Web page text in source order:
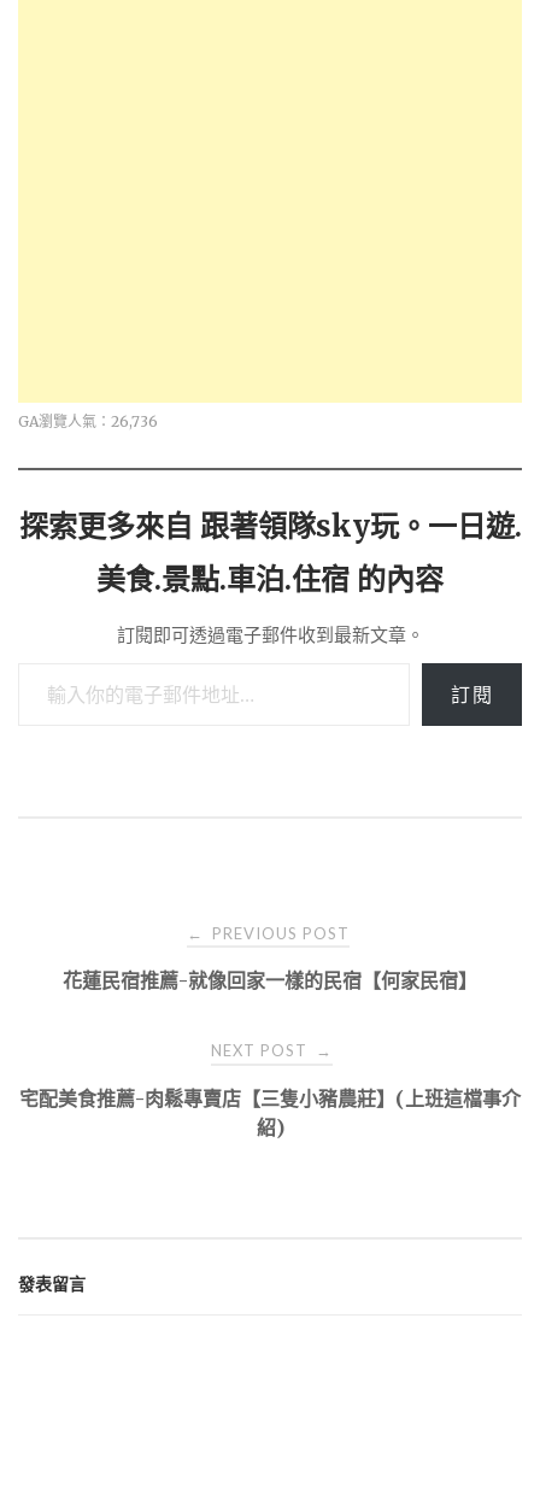
GA瀏覽人氣：26,736
探索更多來自 跟著領隊sky玩。一日遊.
美食.景點.車泊.住宿 的內容
訂閱即可透過電子郵件收到最新文章。
訂閱
navigation
← PREVIOUS POST
花蓮民宿推薦-就像回家一樣的民宿【何家民宿】
NEXT POST →
宅配美食推薦-肉鬆專賣店【三隻小豬農莊】(上班這檔事介
紹)
發表留言